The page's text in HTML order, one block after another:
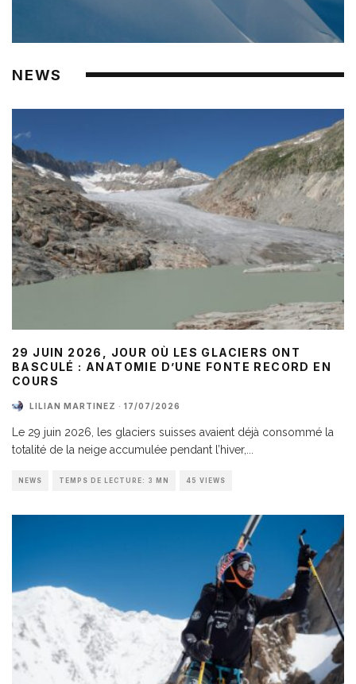
NEWS
29 JUIN 2026, JOUR OÙ LES GLACIERS ONT
BASCULÉ : ANATOMIE D’UNE FONTE RECORD EN
COURS
LILIAN MARTINEZ · 17/07/2026
Le 29 juin 2026, les glaciers suisses avaient déjà consommé la
totalité de la neige accumulée pendant l’hiver,
NEWS TEMPS DE LECTURE: 3 MN 45 VIEWS